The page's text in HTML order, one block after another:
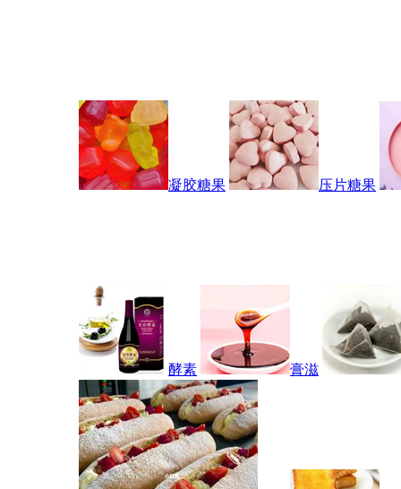
凝胶糖果 压片糖果
酵素 膏滋